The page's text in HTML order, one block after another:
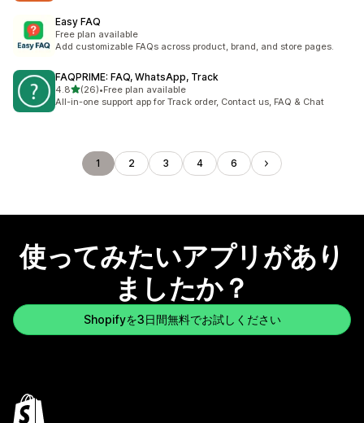
Easy FAQ
Free plan available
Add customizable FAQs across product, brand, and store pages.
FAQPRIME: FAQ, WhatsApp, Track
4.85つ星中
(26)
合計レビュー数：26件
•Free plan available
All-in-one support app for Track order, Contact us, FAQ & Chat
1 2 3 4 6
使ってみたいアプリがあり
ましたか？
Shopifyを3日間無料でお試しください